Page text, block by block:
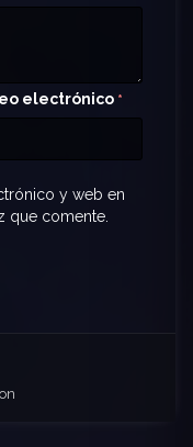
electrónico *
y web en
que comente.